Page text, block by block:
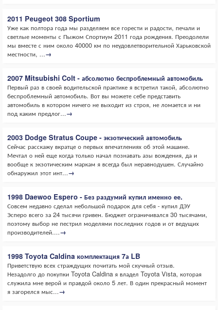
2011 Peugeot 308 Sportium
Уже как полтора года мы разделяем все горести и радости, печали и
светлые моменты с Пыжом Спортиум 2011 года рождения. Преодолели
мы вместе с ним около 40000 км по неудовлетворительной Харьковской
местности, ...→
2007 Mitsubishi Colt - абсолютно беспроблемный автомобиль
Первый раз в своей водительской практике я встретил такой, абсолютно
беспроблемный автомобиль. Вот вы можете себе представить
автомобиль в котором ничего не выходит из строя, не ломается и ни
под каким предлог...→
2003 Dodge Stratus Coupe - экзотический автомобиль
Сейчас расскажу вкратце о первых впечатлениях об этой машине.
Мечтал о ней еще когда только начал познавать азы вождения, да и
вообще к экзотическим маркам я всегда был неравнодушен. Случайно
обнаружил этот инт...→
1998 Daewoo Espero - Без раздумий купил именно ее.
Совсем недавно сделал небольшой подарок для себя - купил ДЭУ
Эсперо всего за 24 тысячи гривен. Бюджет ограничивался 30 тысячами,
поэтому выбор не пестрил моделями последних годов и от ведущих
производителей....→
1998 Toyota Caldina комплектация 7а LB
Приветствую всех страждущих почитать мой скучный отзыв.
Незадолго до покупки Toyota Caldina я владел Toyota Vista, которая
служила мне верой и правдой около 5 лет. В один прекрасный момент
я загорелся мыс...→